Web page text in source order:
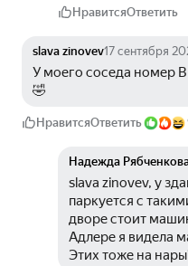
НравитсяОтветить
slava zinovev17 сентября
У моего соседа номер
🤣
НравитсяОтветить
Надежда
slava zinovev, у
паркуется с
дворе стоит
Адлере я видела
Этих тоже на